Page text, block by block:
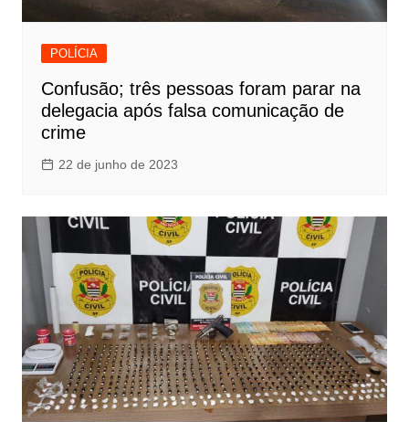
POLÍCIA
Confusão; três pessoas foram parar na
delegacia após falsa comunicação de
crime
22 de junho de 2023